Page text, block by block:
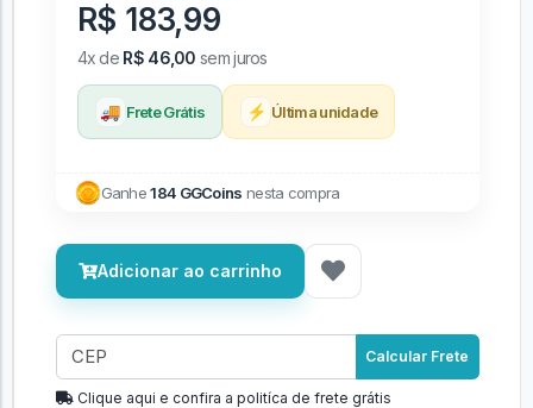
R$ 183,99
4x de R$ 46,00 sem juros
🚚 Frete Grátis ⚡ Última unidade
Ganhe184 GGCoins nesta compra
Adicionar ao carrinho
Calcular Frete
Clique aqui e confira a politíca de frete grátis